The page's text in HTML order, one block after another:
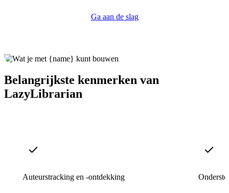
Ga aan de slag
Belangrijkste kenmerken van
LazyLibrarian
Auteurstracking en -ontdekking